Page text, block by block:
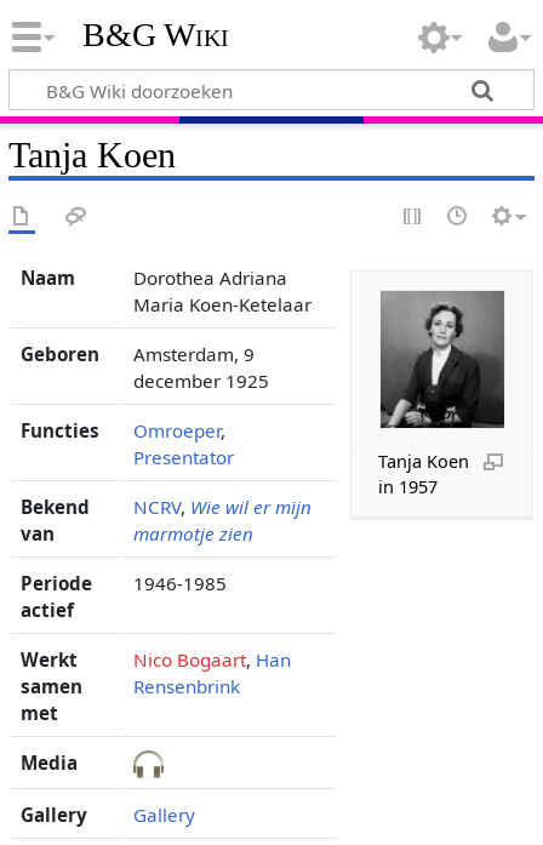
B&G Wiki
Tanja Koen
Tanja Koen
in 1957
Naam
Dorothea Adriana
Maria Koen-Ketelaar
Geboren
Amsterdam, 9
december 1925
Functies Omroeper,
Presentator
Bekend
van
NCRV, Wie wil er mijn
marmotje zien
Periode
actief
1946-1985
Werkt
samen
met
Nico Bogaart, Han
Rensenbrink
Media
Gallery Gallery